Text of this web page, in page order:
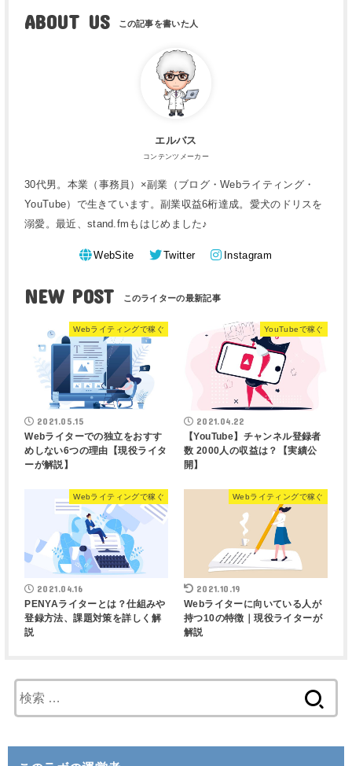
ABOUT US
エルバス
コンテンツメーカー
30代男。本業（事務員）×副業（ブログ・Webライティング・
YouTube）で生きています。副業収益6桁達成。愛犬のドリスを
溺愛。最近、stand.fmもはじめました♪
WebSite Twitter Instagram
NEW POST
Webライティングで稼ぐ
2021.05.15
Webライターでの独立をおすす
めしない6つの理由【現役ライタ
ーが解説】
YouTubeで稼ぐ
2021.04.22
【YouTube】チャンネル登録者
数 2000人の収益は？【実績公
開】
Webライティングで稼ぐ
2021.04.16
PENYAライターとは？仕組みや
登録方法、課題対策を詳しく解
説
Webライティングで稼ぐ
2021.10.19
Webライターに向いている人が
持つ10の特徴｜現役ライターが
解説
索